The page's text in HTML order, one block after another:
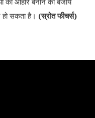
सकता है। (स्रोत फीचर्स)